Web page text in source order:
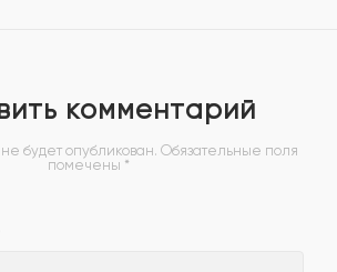
комментарий
будет опубликован. Обязательные поля
помечены *